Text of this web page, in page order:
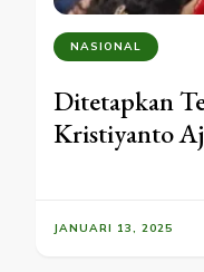
NASIONAL
Ditetapkan
Kristiyanto
JANUARI 13, 2025